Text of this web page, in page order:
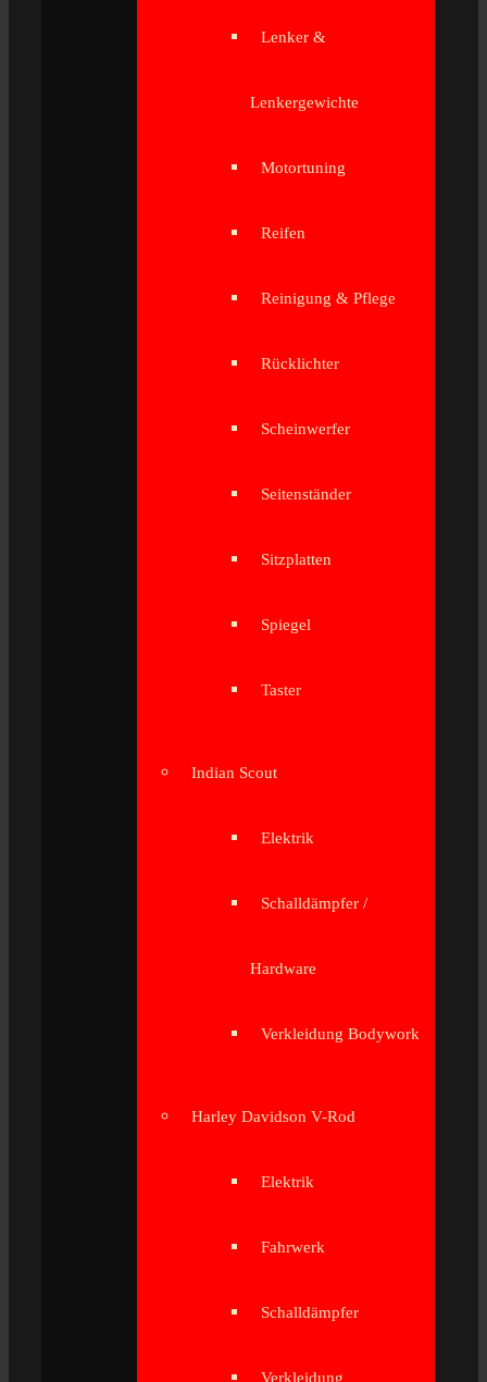
Lenker &
Lenkergewichte
Motortuning
Reifen
Reinigung & Pflege
Rücklichter
Scheinwerfer
Seitenständer
Sitzplatten
Spiegel
Taster
Indian Scout
Elektrik
Schalldämpfer /
Hardware
Verkleidung Bodywork
Harley Davidson V-Rod
Elektrik
Fahrwerk
Schalldämpfer
Verkleidung